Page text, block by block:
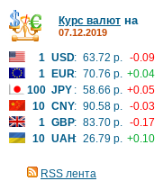
Курс валют на
07.12.2019
1 USD: 63.72 р. -0.09
1
EUR: 70.76 р. +0.04
100 JPY : 58.66 р. +0.05
10 CNY: 90.58 р. -0.03
1 GBP: 83.70 р. -0.17
10 UAH: 26.79 р. +0.10
RSS лента